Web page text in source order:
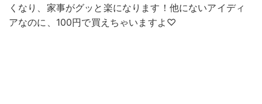
くなり、家事がグッと楽になります！他にないアイディ
アなのに、100円で買えちゃいますよ♡